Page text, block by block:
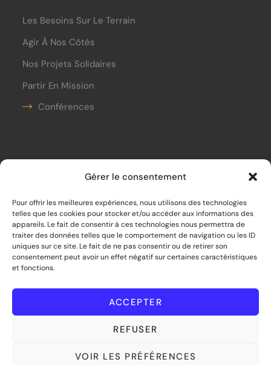
Gérer le consentement
Pour offrir les meilleures expériences, nous utilisons des technologies
telles que les cookies pour stocker et/ou accéder aux informations des
appareils. Le fait de consentir à ces technologies nous permettra de
traiter des données telles que le comportement de navigation ou les ID
uniques sur ce site. Le fait de ne pas consentir ou de retirer son
consentement peut avoir un effet négatif sur certaines caractéristiques
et fonctions.
ACCEPTER
REFUSER
VOIR LES PRÉFÉRENCES
Les Besoins Sur Le Terrain
Agir À Nos Côtés
Nos Projets Solidaires
Partir En Mission
Conférences
contact@unobjectifpourdemain.org
06.21.20.80.19
Siège social :
33 bis rue de Mouras – 33470 Le Teich
©2026Un Objectif pour Demain – Tous
droits réservés